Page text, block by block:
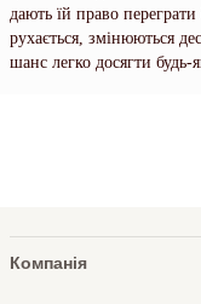
дають їй право
рухається, змінюються
шанс легко досягти
Компанія